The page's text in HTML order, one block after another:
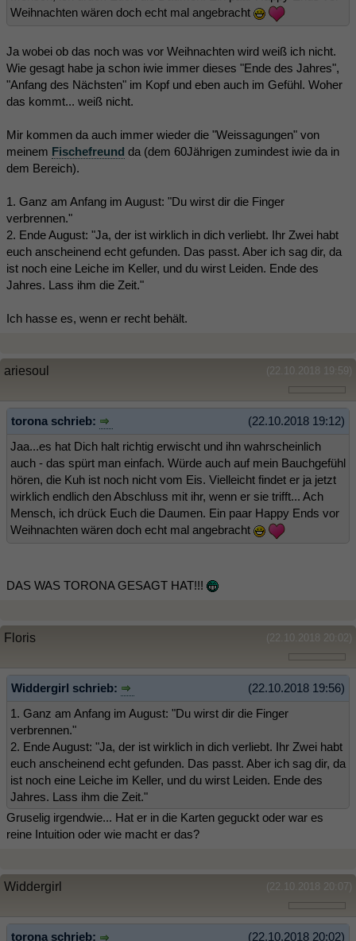
Weihnachten wären doch echt mal angebracht
Ja wobei ob das noch was vor Weihnachten wird weiß ich nicht.
Wie gesagt habe ja schon iwie immer dieses "Ende des Jahres",
"Anfang des Nächsten" im Kopf und eben auch im Gefühl. Woher
das kommt... weiß nicht.
Mir kommen da auch immer wieder die "Weissagungen" von
meinem Fischefreund da (dem 60Jährigen zumindest iwie da in
dem Bereich).
1. Ganz am Anfang im August: "Du wirst dir die Finger
verbrennen."
2. Ende August: "Ja, der ist wirklich in dich verliebt. Ihr Zwei habt
euch anscheinend echt gefunden. Das passt. Aber ich sag dir, da
ist noch eine Leiche im Keller, und du wirst Leiden. Ende des
Jahres. Lass ihm die Zeit."
Ich hasse es, wenn er recht behält.
(22.10.2018 19:59)
ariesoul
(22.10.2018 19:12)
torona schrieb:
Jaa...es hat Dich halt richtig erwischt und ihn wahrscheinlich
auch - das spürt man einfach. Würde auch auf mein Bauchgefühl
hören, die Kuh ist noch nicht vom Eis. Vielleicht findet er ja jetzt
wirklich endlich den Abschluss mit ihr, wenn er sie trifft... Ach
Mensch, ich drück Euch die Daumen. Ein paar Happy Ends vor
Weihnachten wären doch echt mal angebracht
DAS WAS TORONA GESAGT HAT!!!
(22.10.2018 20:02)
Floris
(22.10.2018 19:56)
Widdergirl schrieb:
1. Ganz am Anfang im August: "Du wirst dir die Finger
verbrennen."
2. Ende August: "Ja, der ist wirklich in dich verliebt. Ihr Zwei habt
euch anscheinend echt gefunden. Das passt. Aber ich sag dir, da
ist noch eine Leiche im Keller, und du wirst Leiden. Ende des
Jahres. Lass ihm die Zeit."
Gruselig irgendwie... Hat er in die Karten geguckt oder war es
reine Intuition oder wie macht er das?
(22.10.2018 20:07)
Widdergirl
(22.10.2018 20:02)
torona schrieb: